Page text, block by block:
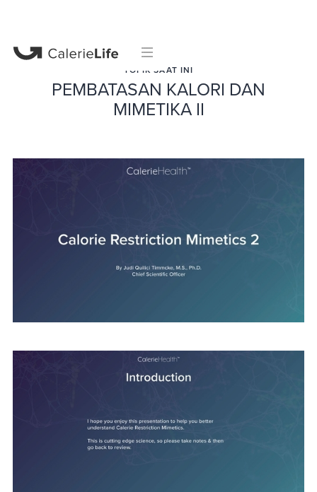
TOPIK SAAT INI
PEMBATASAN KALORI DAN
MIMETIKA II